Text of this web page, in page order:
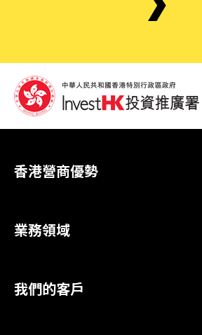
香港營商優勢
業務領域
我們的客戶